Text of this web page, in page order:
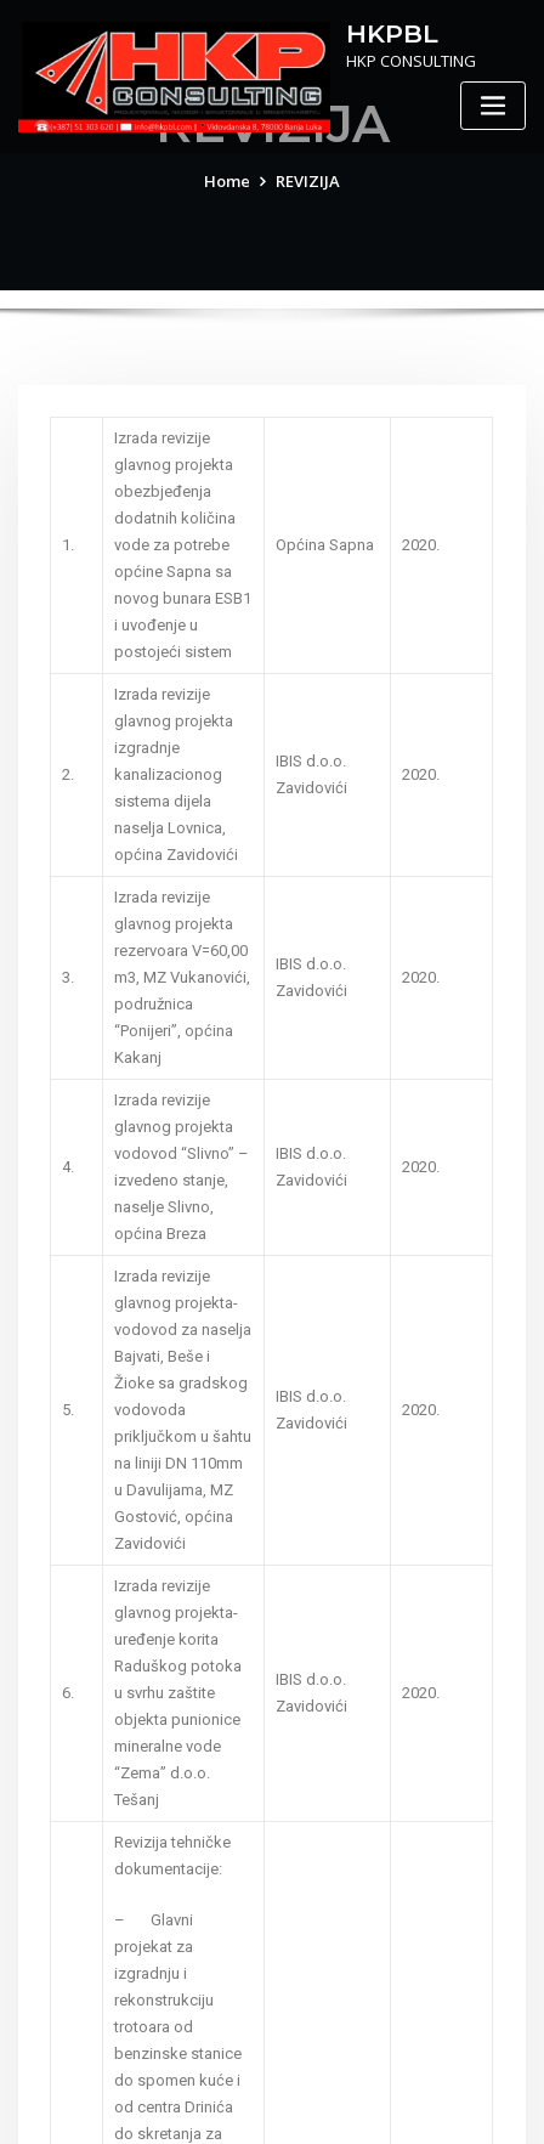
HKPBL
HKP CONSULTING
REVIZIJA
Home REVIZIJA
1.
Izrada revizije
glavnog projekta
obezbjeđenja
dodatnih količina
vode za potrebe
općine Sapna sa
novog bunara ESB1
i uvođenje u
postojeći sistem
Općina Sapna 2020.
2.
Izrada revizije
glavnog projekta
izgradnje
kanalizacionog
sistema dijela
naselja Lovnica,
općina Zavidovići
IBIS d.o.o.
Zavidovići
2020.
3.
Izrada revizije
glavnog projekta
rezervoara V=60,00
m3, MZ Vukanovići,
podružnica
“Ponijeri”, općina
Kakanj
IBIS d.o.o.
Zavidovići
2020.
4.
Izrada revizije
glavnog projekta
vodovod “Slivno” –
izvedeno stanje,
naselje Slivno,
općina Breza
IBIS d.o.o.
Zavidovići
2020.
5.
Izrada revizije
glavnog projekta-
vodovod za naselja
Bajvati, Beše i
Žioke sa gradskog
vodovoda
priključkom u šahtu
na liniji DN 110mm
u Davulijama, MZ
Gostović, općina
Zavidovići
IBIS d.o.o.
Zavidovići
2020.
6.
Izrada revizije
glavnog projekta-
uređenje korita
Raduškog potoka
u svrhu zaštite
objekta punionice
mineralne vode
“Zema” d.o.o.
Tešanj
IBIS d.o.o.
Zavidovići
2020.
Revizija tehničke
dokumentacije:
– Glavni
projekat za
izgradnju i
rekonstrukciju
trotoara od
benzinske stanice
do spomen kuće i
od centra Drinića
do skretanja za